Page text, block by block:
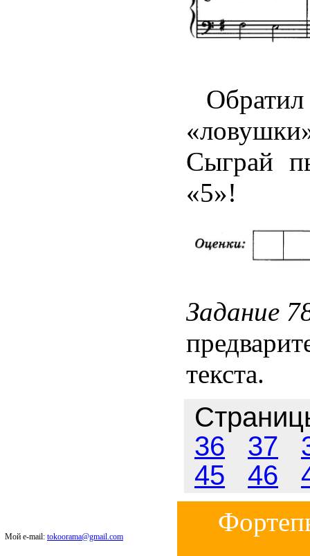
Сыграй
«5»!
Задание
текста.
36
37
45
46
Мой e-mail: tokoorama@gmail.com